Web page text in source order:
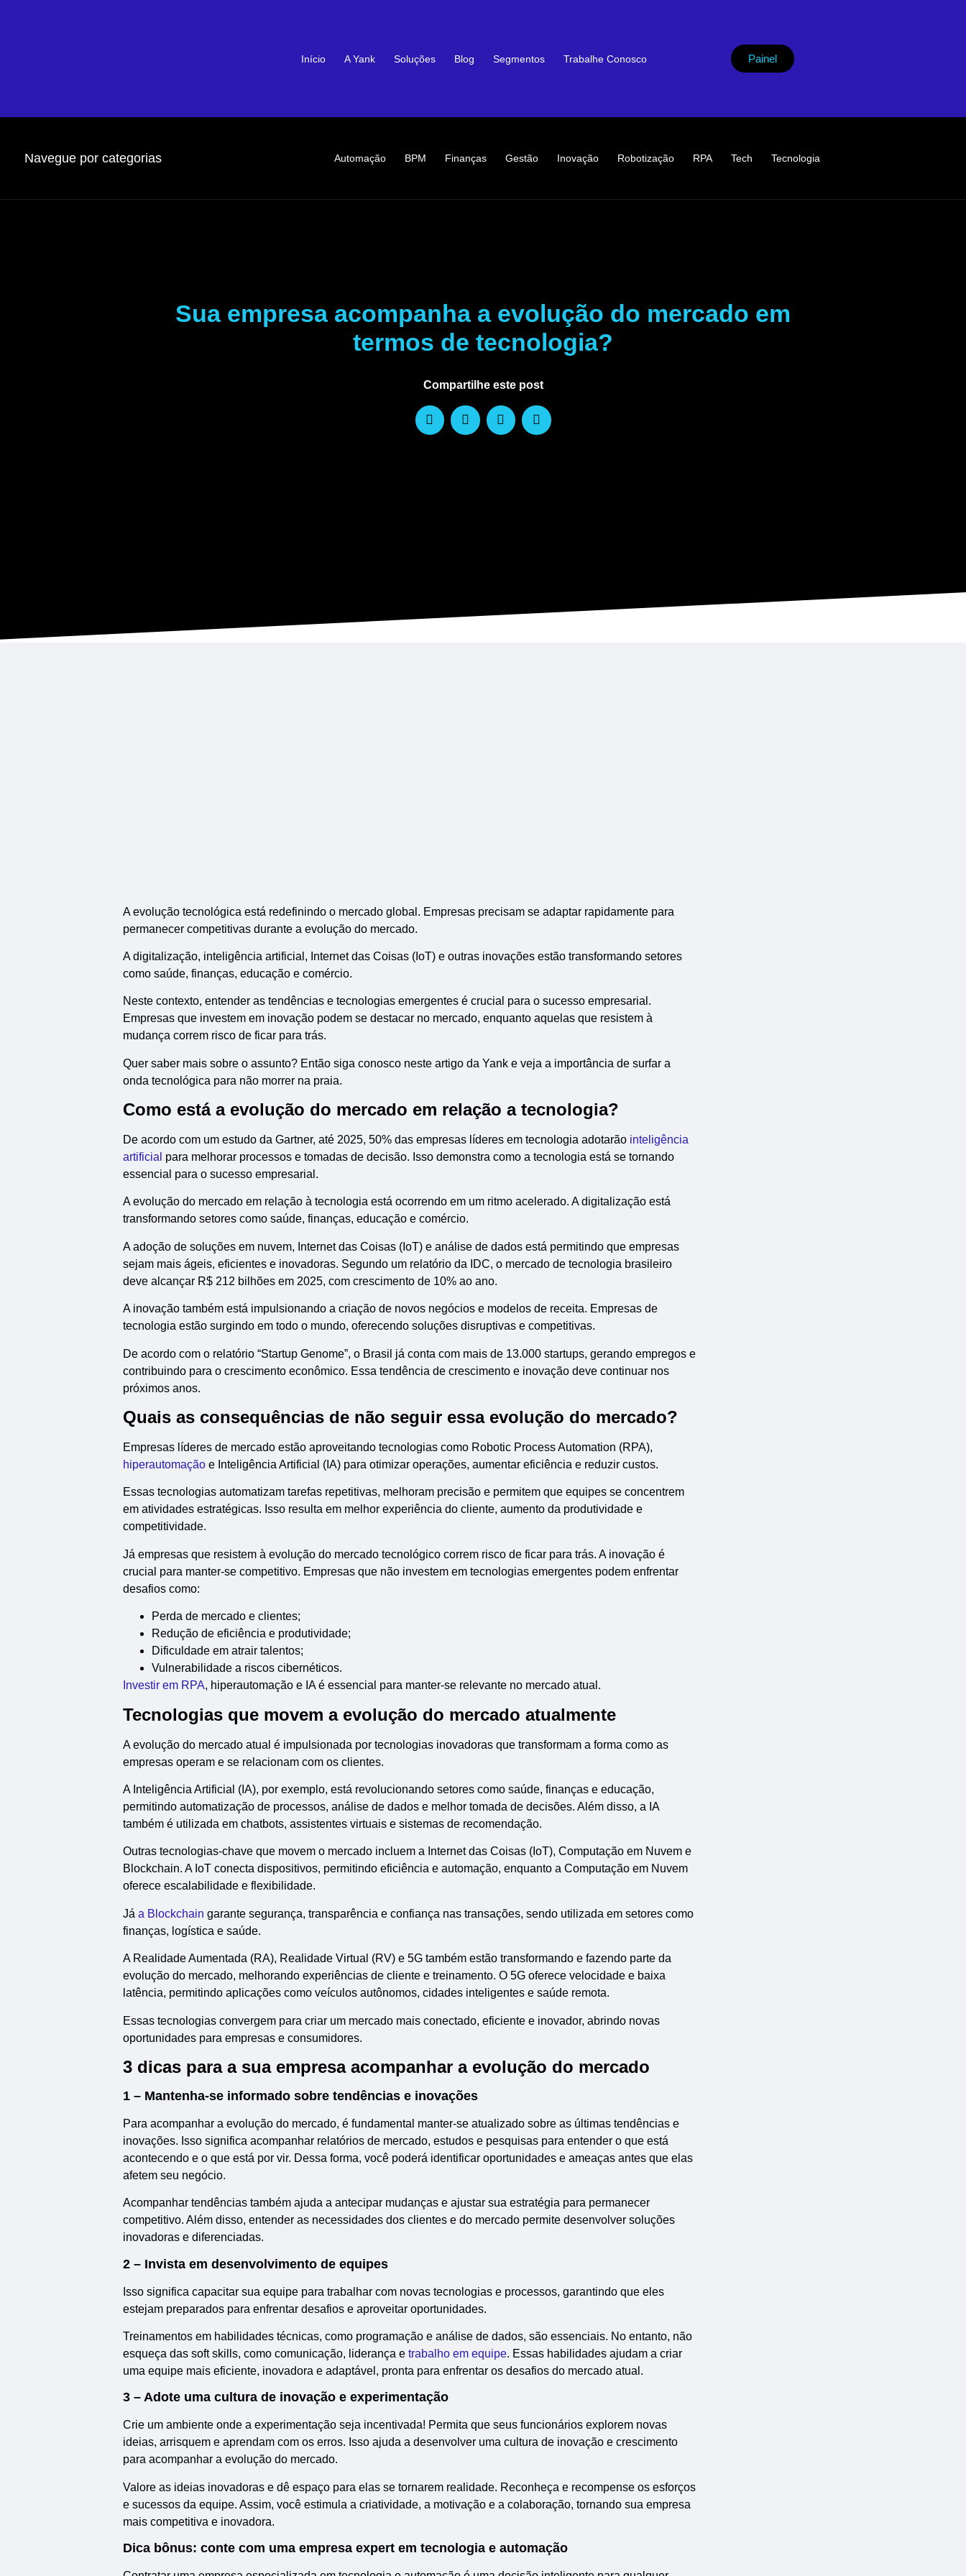
Início A Yank Soluções Blog Segmentos Trabalhe Conosco Painel
Navegue por categorias Automação BPM Finanças Gestão Inovação Robotização RPA Tech Tecnologia
Sua empresa acompanha a evolução do mercado em
termos de tecnologia?
Compartilhe este post
A evolução tecnológica está redefinindo o mercado global. Empresas precisam se adaptar rapidamente para
permanecer competitivas durante a evolução do mercado.
A digitalização, inteligência artificial, Internet das Coisas (IoT) e outras inovações estão transformando setores
como saúde, finanças, educação e comércio.
Neste contexto, entender as tendências e tecnologias emergentes é crucial para o sucesso empresarial.
Empresas que investem em inovação podem se destacar no mercado, enquanto aquelas que resistem à
mudança correm risco de ficar para trás.
Quer saber mais sobre o assunto? Então siga conosco neste artigo da Yank e veja a importância de surfar a
onda tecnológica para não morrer na praia.
Como está a evolução do mercado em relação a tecnologia?
De acordo com um estudo da Gartner, até 2025, 50% das empresas líderes em tecnologia adotarão inteligência
artificial para melhorar processos e tomadas de decisão. Isso demonstra como a tecnologia está se tornando
essencial para o sucesso empresarial.
A evolução do mercado em relação à tecnologia está ocorrendo em um ritmo acelerado. A digitalização está
transformando setores como saúde, finanças, educação e comércio.
A adoção de soluções em nuvem, Internet das Coisas (IoT) e análise de dados está permitindo que empresas
sejam mais ágeis, eficientes e inovadoras. Segundo um relatório da IDC, o mercado de tecnologia brasileiro
deve alcançar R$ 212 bilhões em 2025, com crescimento de 10% ao ano.
A inovação também está impulsionando a criação de novos negócios e modelos de receita. Empresas de
tecnologia estão surgindo em todo o mundo, oferecendo soluções disruptivas e competitivas.
De acordo com o relatório “Startup Genome”, o Brasil já conta com mais de 13.000 startups, gerando empregos e
contribuindo para o crescimento econômico. Essa tendência de crescimento e inovação deve continuar nos
próximos anos.
Quais as consequências de não seguir essa evolução do mercado?
Empresas líderes de mercado estão aproveitando tecnologias como Robotic Process Automation (RPA),
hiperautomação e Inteligência Artificial (IA) para otimizar operações, aumentar eficiência e reduzir custos.
Essas tecnologias automatizam tarefas repetitivas, melhoram precisão e permitem que equipes se concentrem
em atividades estratégicas. Isso resulta em melhor experiência do cliente, aumento da produtividade e
competitividade.
Já empresas que resistem à evolução do mercado tecnológico correm risco de ficar para trás. A inovação é
crucial para manter-se competitivo. Empresas que não investem em tecnologias emergentes podem enfrentar
desafios como:
Perda de mercado e clientes;
Redução de eficiência e produtividade;
Dificuldade em atrair talentos;
Vulnerabilidade a riscos cibernéticos.
Investir em RPA, hiperautomação e IA é essencial para manter-se relevante no mercado atual.
Tecnologias que movem a evolução do mercado atualmente
A evolução do mercado atual é impulsionada por tecnologias inovadoras que transformam a forma como as
empresas operam e se relacionam com os clientes.
A Inteligência Artificial (IA), por exemplo, está revolucionando setores como saúde, finanças e educação,
permitindo automatização de processos, análise de dados e melhor tomada de decisões. Além disso, a IA
também é utilizada em chatbots, assistentes virtuais e sistemas de recomendação.
Outras tecnologias-chave que movem o mercado incluem a Internet das Coisas (IoT), Computação em Nuvem e
Blockchain. A IoT conecta dispositivos, permitindo eficiência e automação, enquanto a Computação em Nuvem
oferece escalabilidade e flexibilidade.
Já a Blockchain garante segurança, transparência e confiança nas transações, sendo utilizada em setores como
finanças, logística e saúde.
A Realidade Aumentada (RA), Realidade Virtual (RV) e 5G também estão transformando e fazendo parte da
evolução do mercado, melhorando experiências de cliente e treinamento. O 5G oferece velocidade e baixa
latência, permitindo aplicações como veículos autônomos, cidades inteligentes e saúde remota.
Essas tecnologias convergem para criar um mercado mais conectado, eficiente e inovador, abrindo novas
oportunidades para empresas e consumidores.
3 dicas para a sua empresa acompanhar a evolução do mercado
1 – Mantenha-se informado sobre tendências e inovações
Para acompanhar a evolução do mercado, é fundamental manter-se atualizado sobre as últimas tendências e
inovações. Isso significa acompanhar relatórios de mercado, estudos e pesquisas para entender o que está
acontecendo e o que está por vir. Dessa forma, você poderá identificar oportunidades e ameaças antes que elas
afetem seu negócio.
Acompanhar tendências também ajuda a antecipar mudanças e ajustar sua estratégia para permanecer
competitivo. Além disso, entender as necessidades dos clientes e do mercado permite desenvolver soluções
inovadoras e diferenciadas.
2 – Invista em desenvolvimento de equipes
Isso significa capacitar sua equipe para trabalhar com novas tecnologias e processos, garantindo que eles
estejam preparados para enfrentar desafios e aproveitar oportunidades.
Treinamentos em habilidades técnicas, como programação e análise de dados, são essenciais. No entanto, não
esqueça das soft skills, como comunicação, liderança e trabalho em equipe. Essas habilidades ajudam a criar
uma equipe mais eficiente, inovadora e adaptável, pronta para enfrentar os desafios do mercado atual.
3 – Adote uma cultura de inovação e experimentação
Crie um ambiente onde a experimentação seja incentivada! Permita que seus funcionários explorem novas
ideias, arrisquem e aprendam com os erros. Isso ajuda a desenvolver uma cultura de inovação e crescimento
para acompanhar a evolução do mercado.
Valore as ideias inovadoras e dê espaço para elas se tornarem realidade. Reconheça e recompense os esforços
e sucessos da equipe. Assim, você estimula a criatividade, a motivação e a colaboração, tornando sua empresa
mais competitiva e inovadora.
Dica bônus: conte com uma empresa expert em tecnologia e automação